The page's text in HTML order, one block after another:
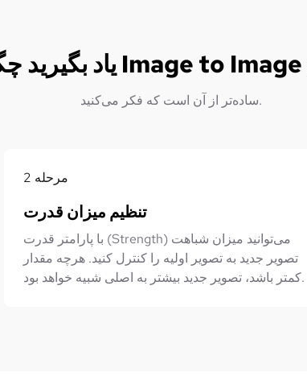
ساده‌تر از آن است که فکر می‌کنید.
مرحله 2
تنظیم میزان قدرت
با پارامتر قدرت (Strength) می‌توانید میزان شباهت
تصویر جدید به تصویر اولیه را کنترل کنید. هرچه مقدار
کمتر باشد، تصویر جدید بیشتر به اصلی شبیه خواهد بود.